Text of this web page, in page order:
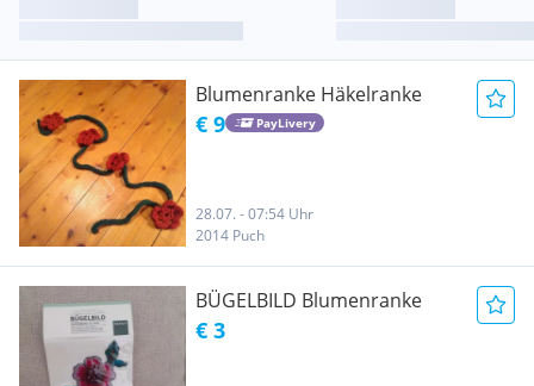
Blumenranke Häkelranke
€ 9 PayLivery
28.07. - 07:54 Uhr
2014 Puch
BÜGELBILD Blumenranke
€ 3